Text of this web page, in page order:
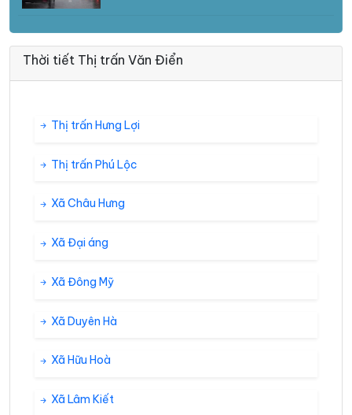
Thời tiết Thị trấn Văn Điển
Thị trấn Hưng Lợi
Thị trấn Phú Lộc
Xã Châu Hưng
Xã Đại áng
Xã Đông Mỹ
Xã Duyên Hà
Xã Hữu Hoà
Xã Lâm Kiết